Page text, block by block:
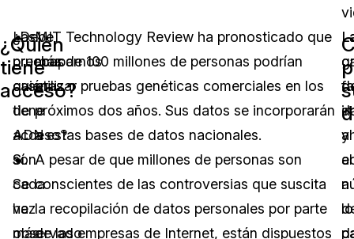
¿Quién
tiene
acceso?
¿Debe
preocuparnos
quién
tiene
acceso?
Sí.
Se
ha
observado
Las
pruebas
caseras
de
ADN
son
cada
vez
más
MIT Technology Review ha pronosticado que
más de 100 millones de personas podrían
utilizar pruebas genéticas comerciales en los
próximos dos años. Sus datos se incorporarán
a estas bases de datos nacionales.
A pesar de que millones de personas son
conscientes de las controversias que suscita
la recopilación de datos personales por parte
de las empresas de Internet, están dispuestos
y
el
a